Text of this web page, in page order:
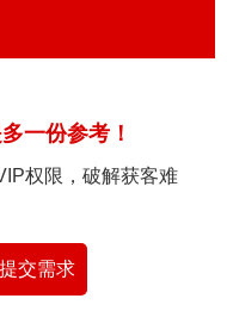
一份参考！
权限，破解获客难
提交需求